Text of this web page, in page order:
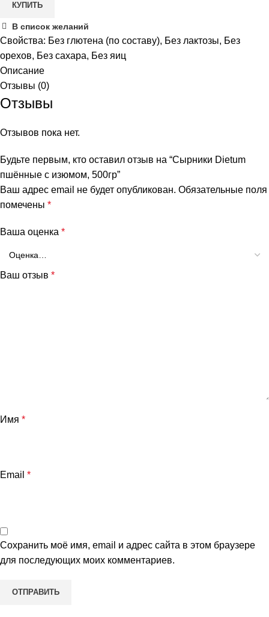
пшённые
с
изюмом,
500гр
КУПИТЬ
В список желаний
Свойства: Без глютена (по составу), Без лактозы, Без
орехов, Без сахара, Без яиц
Описание
Отзывы (0)
Отзывы
Отзывов пока нет.
Будьте первым, кто оставил отзыв на “Сырники Dietum
пшённые с изюмом, 500гр”
Ваш адрес email не будет опубликован. Обязательные поля
помечены *
Ваша оценка *
Ваш отзыв *
Имя *
Email *
Сохранить моё имя, email и адрес сайта в этом браузере
для последующих моих комментариев.